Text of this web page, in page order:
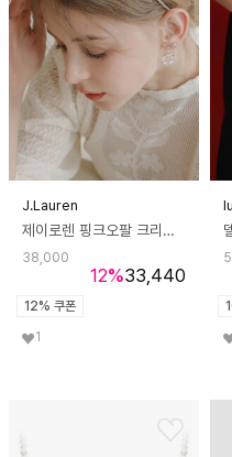
J.Lauren
제이로렌 핑크오팔 크리스탈 큐빅 헤어밴드 H0212
12%
38,000
33,440
12% 쿠폰
1